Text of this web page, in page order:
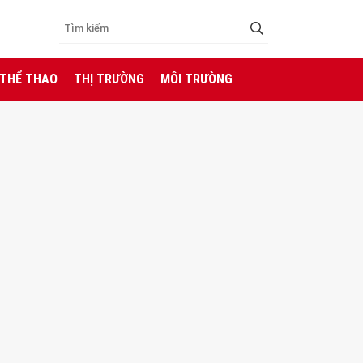
THAO THỊ TRƯỜNG MÔI TRƯỜNG